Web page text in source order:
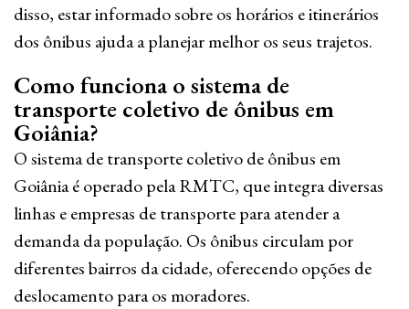
disso, estar informado sobre os horários e itinerários
dos ônibus ajuda a planejar melhor os seus trajetos.
Como funciona o sistema de
transporte coletivo de ônibus em
Goiânia?
O sistema de transporte coletivo de ônibus em
Goiânia é operado pela RMTC, que integra diversas
linhas e empresas de transporte para atender a
demanda da população. Os ônibus circulam por
diferentes bairros da cidade, oferecendo opções de
deslocamento para os moradores.